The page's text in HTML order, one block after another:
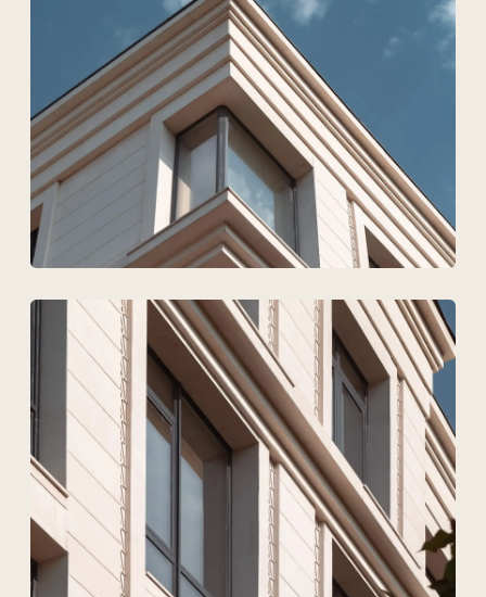
Техновид — это команда,
которая говорит на языке
архитекторов, инженеров
и девелоперов.
Загрузить файлы
Согласен на обработку персональных данных
Обсудить проект